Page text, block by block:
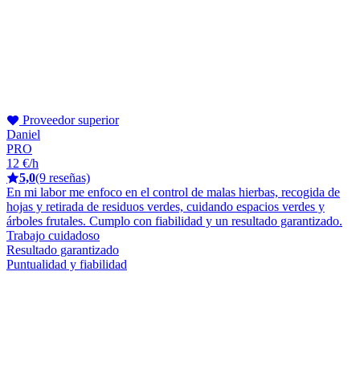
Proveedor superior
Daniel
PRO
12 €/h
5,0(9 reseñas)
En mi labor me enfoco en el control de malas hierbas, recogida de
hojas y retirada de residuos verdes, cuidando espacios verdes y
árboles frutales. Cumplo con fiabilidad y un resultado garantizado.
Trabajo cuidadoso
Resultado garantizado
Puntualidad y fiabilidad